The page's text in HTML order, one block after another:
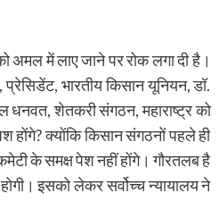
अमल में लाए जाने पर रोक लगा दी है।
भारतीय किसान यूनियन, डॉ.
धनवत, शेतकरी संगठन, महाराष्ट्र को
होंगे? क्योंकि किसान संगठनों पहले ही
के समक्ष पेश नहीं होंगे। गौरतलब है
इसको लेकर सर्वोच्च न्यायालय ने